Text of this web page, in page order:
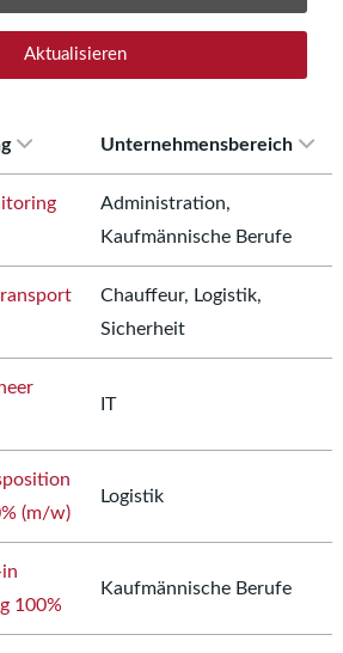
Aktualisieren
Unternehmensbereich
Administration,
Kaufmännische Berufe
Chauffeur, Logistik,
Sicherheit
IT
(m/w)
Logistik
100%
Kaufmännische Berufe